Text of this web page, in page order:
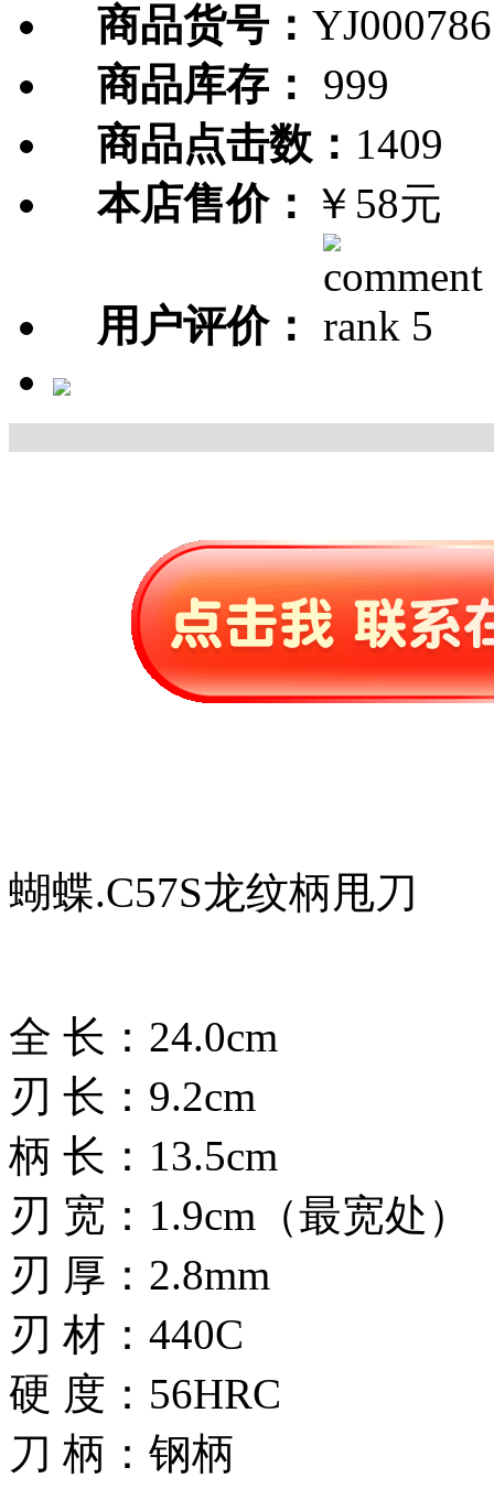
商品货号： YJ000786
商品库存：
999
商品点击数： 1409
本店售价： ￥58元
用户评价：
蝴蝶.C57S龙纹柄甩刀
全 长：24.0cm
刃 长：9.2cm
柄 长：13.5cm
刃 宽：1.9cm（最宽处）
刃 厚：2.8mm
刃 材：440C
硬 度：56HRC
刀 柄：钢柄